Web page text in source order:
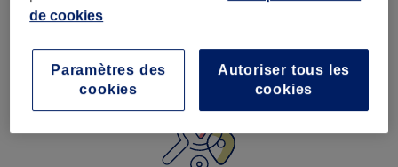
de cookies
Autoriser tous les
cookies
Paramètres des
cookies